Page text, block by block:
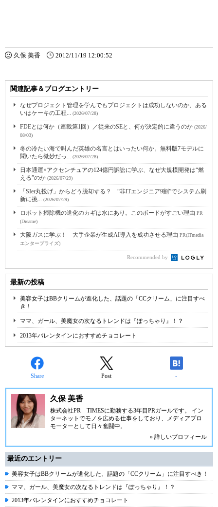
久保 美香 2012/11/19 12:00:52
関連記事＆ブログエントリー
なぜプロジェクト管理を学んでもプロジェクトは成功しないのか、ある
いはケーキの工程... (2026/07/28)
FDEとは何か（連載第1回）／従来のSEと、何が決定的に違うのか (2026/
08/03)
冬の冷たい海で叫んだ英雄の名言とはいったい何か。無料版7モデルに
聞いたら微妙だっ... (2026/07/28)
日本通運×アクセンチュアの124億円訴訟に学ぶ、なぜ大規模開発は“燃
える”のか (2026/07/29)
「SIer丸投げ」からどう脱却する？ “非ITエンジニア9割”でシステム刷
新に挑... (2026/07/29)
ロボット掃除機の進化のカギは水にあり。このボードがすごい理由 PR
(Dreame)
大阪ガスに学ぶ！ 大手企業が生成AI導入を成功させる理由 PR(ITmedia
エンタープライズ)
Recommended by
最新の投稿
美容女子はBBクリームが進化した、話題の「CCクリーム」に注目すべ
き！
ママ、ガール、美魔女の次なるトレンドは『ぽっちゃり』！？
2013年バレンタインにおすすめチョコレート
Share Post -
久保 美香
株式会社PR TIMESに勤務する3年目PRガールです。 イン
ターネットでモノを広める仕事をしており、メディアプロ
モーターとして日々奮闘中。
» 詳しいプロフィール
最近のエントリー
美容女子はBBクリームが進化した、話題の「CCクリーム」に注目すべき！
ママ、ガール、美魔女の次なるトレンドは『ぽっちゃり』！？
2013年バレンタインにおすすめチョコレート